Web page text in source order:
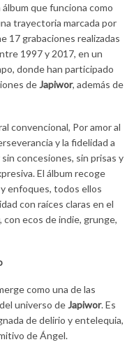
álbum que funciona como
trayectoria marcada por
17 grabaciones realizadas
1997 y 2017, en un
donde han participado
de Japiwor, además de
convencional, Por amor al
y la fidelidad a
concesiones, sin prisas y
El álbum recoge
enfoques, todos ellos
con raíces claras en el
ecos de indie, grunge,
como una de las
universo de Japiwor. Es
de delirio y entelequia,
de Ángel.